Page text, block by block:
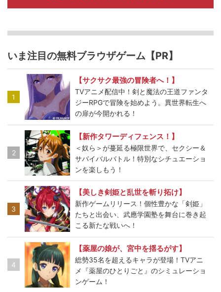
いま注目の無料ブラウザゲーム【PR】
1
【サクサク最強の冒険者へ！】
TVアニメ配信中！剣と魔法の王道ファンタ
ジーRPGで冒険を始めよう。異世界転生へ
の扉が今開かれる！
2
【新作タワーディフェンス！】
＜奴ら＞が蔓延る極限世界で、セクシー＆
サバイバルバトル！特別なシチュエーショ
ンを楽しもう！
3
【美しき剣姫と乱世を斬り拓け】
新作ゲームリリース！個性豊かな「剣姫」
たちと出会い、武應学園塾を舞台に巻き起
こる新たな戦いへ！
4
【薬屋の娘が、宮中を揺るがす】
総勢35名を超えるキャラが登場！TVアニ
メ『薬屋のひとりごと』のシミュレーショ
ンゲーム！